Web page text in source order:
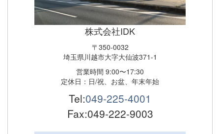
株式会社IDK
〒350-0032
埼玉県川越市大字大仙波371-1
営業時間 9:00〜17:30
定休日：日/祝、お盆、年末年始
Tel:049-225-4001
Fax:049-222-9003